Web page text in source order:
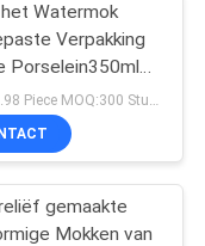
Watermok
Verpakking
Porselein350ml
gemaakte
Mokken van